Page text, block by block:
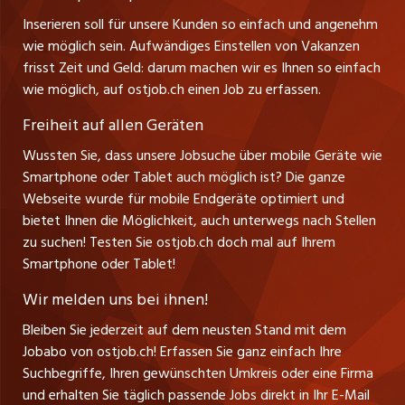
Führungspositionen
Management / Kader-Jobs
Top-Regionen
Jobline
Schnittstelle
Impressum
jobbasel.ch
jobbern.ch
jobmittelland.ch
jobzüri.ch
schaffu.ch (VS)
ajourjob.ch
CH Media
Tel. +41 71 272 73 80
info@ostjob.ch/inserate@ostjob.ch
Henrik Jasek
Leiter ostjob.ch
Fredy Pillinger
Christoph Walzl
Verkauf und Beratung
Inserieren soll für unsere Kunden so einfach und angenehm
wie möglich sein. Aufwändiges Einstellen von Vakanzen
frisst Zeit und Geld: darum machen wir es Ihnen so einfach
wie möglich, auf ostjob.ch einen Job zu erfassen.
Freiheit auf allen Geräten
Wussten Sie, dass unsere Jobsuche über mobile Geräte wie
Smartphone oder Tablet auch möglich ist? Die ganze
Webseite wurde für mobile Endgeräte optimiert und
bietet Ihnen die Möglichkeit, auch unterwegs nach Stellen
zu suchen! Testen Sie ostjob.ch doch mal auf Ihrem
Smartphone oder Tablet!
Wir melden uns bei ihnen!
Bleiben Sie jederzeit auf dem neusten Stand mit dem
Jobabo von ostjob.ch! Erfassen Sie ganz einfach Ihre
Suchbegriffe, Ihren gewünschten Umkreis oder eine Firma
und erhalten Sie täglich passende Jobs direkt in Ihr E-Mail